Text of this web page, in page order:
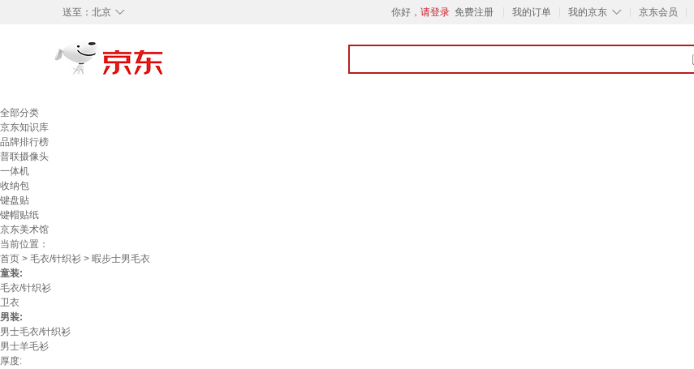
◇
送至： 北京 你好， 请登录 免费注册 我的订单 ◇
我的京东 京东会员
全部分类
京东知识库
品牌排行榜
普联摄像头
一体机
收纳包
键盘贴
键帽贴纸
京东美术馆
当前位置：
首页 > 毛衣/针织衫 > 暇步士男毛衣
童装:
毛衣/针织衫
卫衣
男装:
男士毛衣/针织衫
男士羊毛衫
厚度: